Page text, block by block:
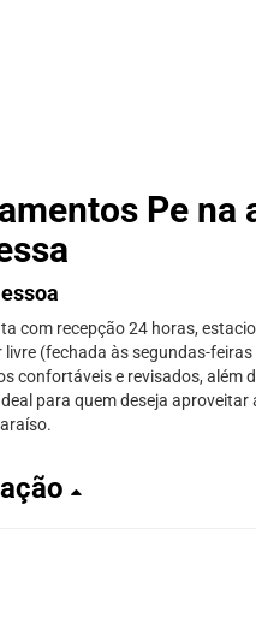
Pe na
com recepção 24 horas,
livre (fechada às segundas-
confortáveis e revisados, além
para quem deseja aproveitar